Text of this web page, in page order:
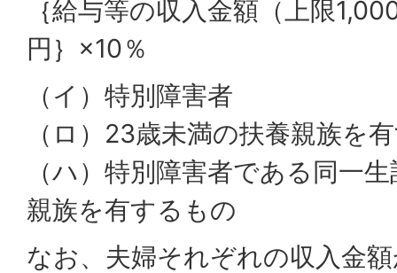
｛給与等の収入金額（上限
円｝×10％
（イ）特別障害者
（ロ）23歳未満の扶養親族を
（ハ）特別障害者である同一
親族を有するもの
なお、夫婦それぞれの収入金